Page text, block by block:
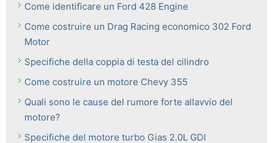
Come identificare un Ford 428 Engine
Come costruire un Drag Racing economico 302 Ford
Motor
Specifiche della coppia di testa del cilindro
Come costruire un motore Chevy 355
Quali sono le cause del rumore forte allavvio del
motore?
Specifiche del motore turbo Gias 2.0L GDI